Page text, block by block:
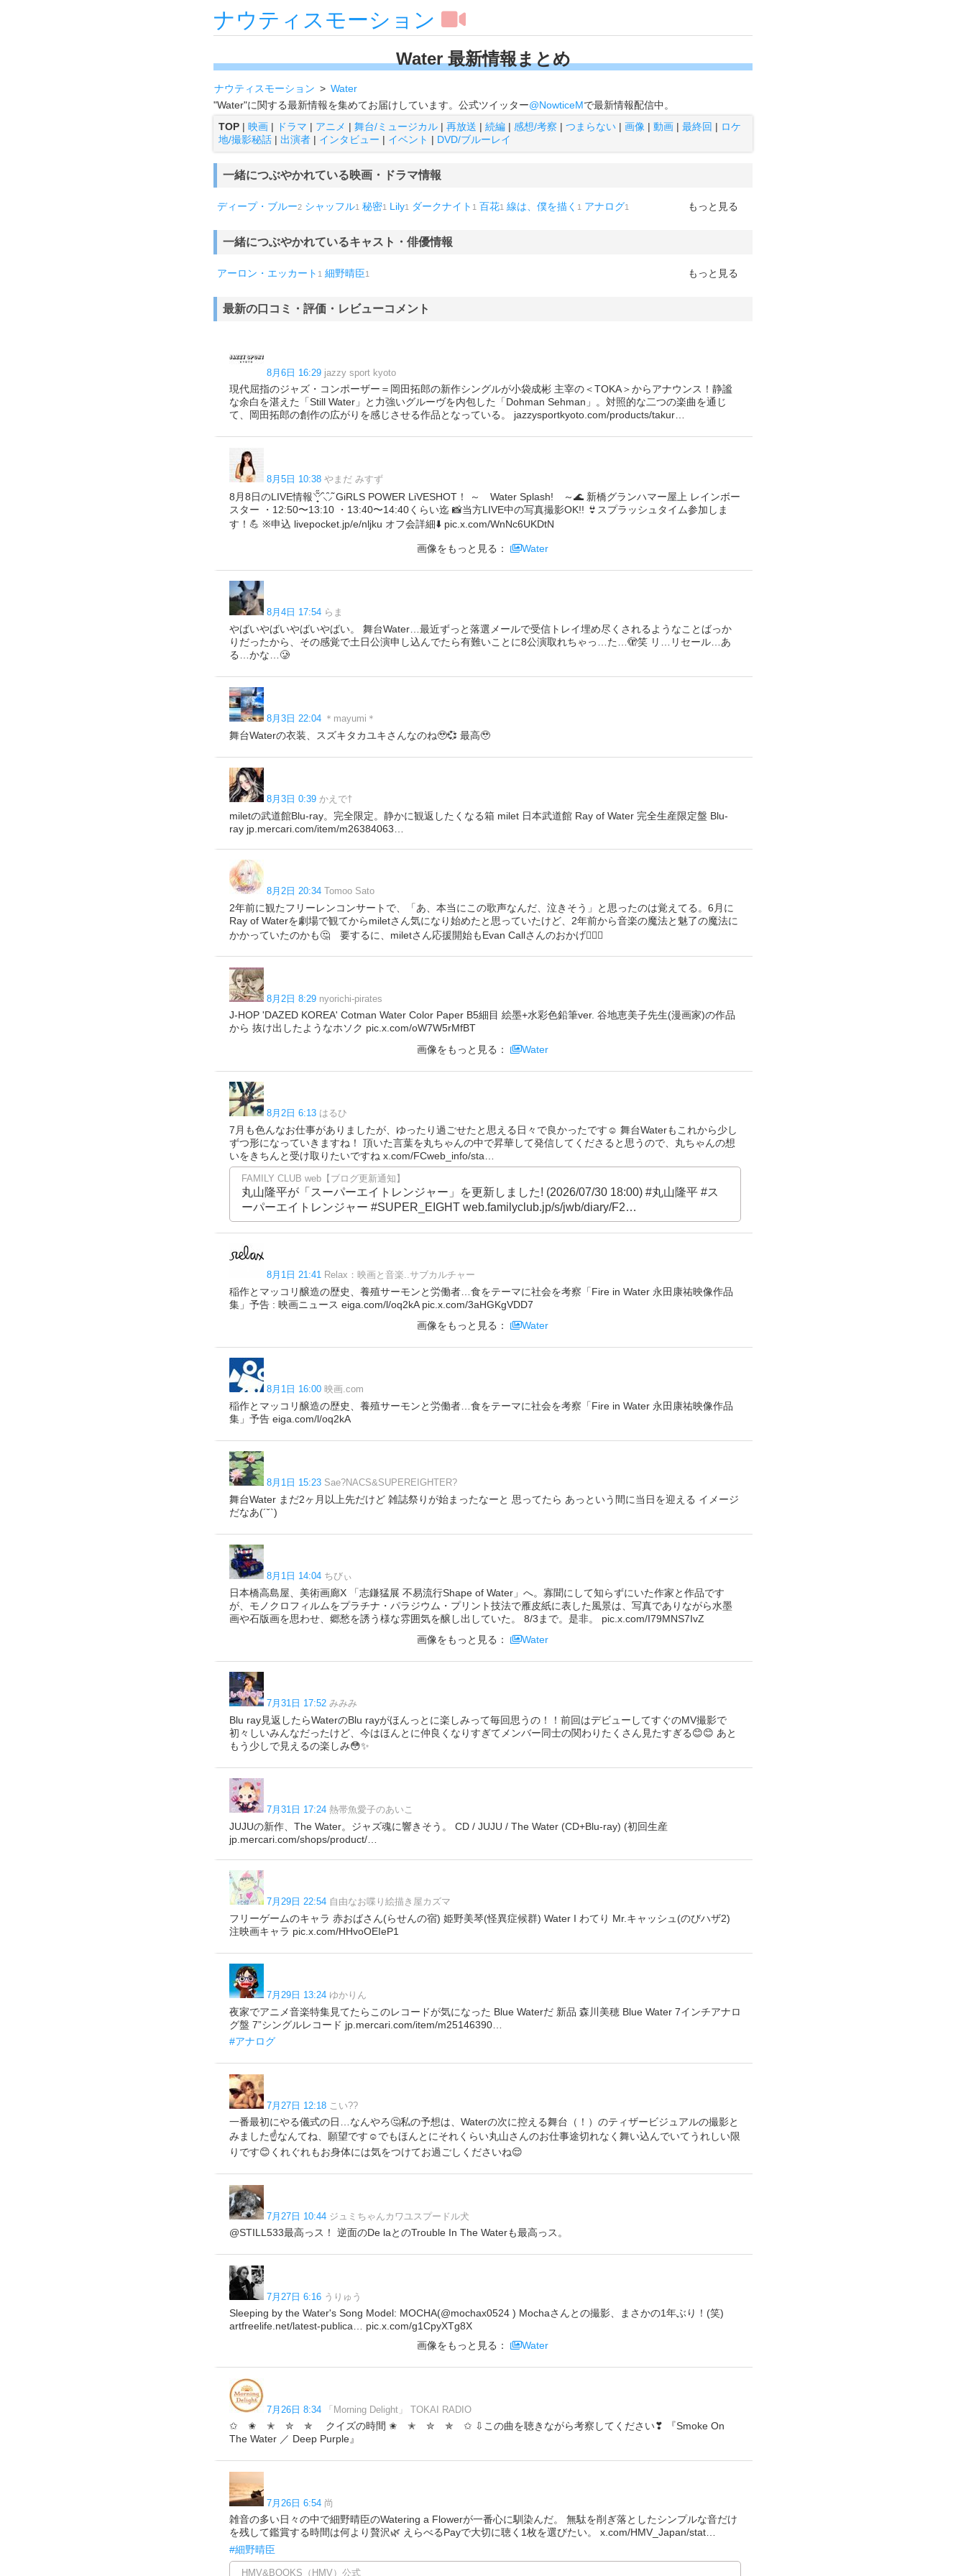
ナウティスモーション
Water 最新情報まとめ
ナウティスモーション
Water
"Water"に関する最新情報を集めてお届けしています。公式ツイッター@NowticeMで最新情報配信中。
TOP | 映画 | ドラマ | アニメ | 舞台/ミュージカル | 再放送 | 続編 | 感想/考察 | つまらない | 画像 | 動画 | 最終回 | ロケ
地/撮影秘話 | 出演者 | インタビュー | イベント | DVD/ブルーレイ
一緒につぶやかれている映画・ドラマ情報
もっと見る
ディープ・ブルー2 シャッフル1 秘密1 Lily1 ダークナイト 1 百花1 線は、僕を描く 1 アナログ1
一緒につぶやかれているキャスト・俳優情報
もっと見る
アーロン・エッカート 1 細野晴臣1
最新の口コミ・評価・レビューコメント
8月6日 16:29 jazzy sport kyoto
現代屈指のジャズ・コンポーザー＝岡田拓郎の新作シングルが小袋成彬 主宰の＜TOKA＞からアナウンス！静謐
な余白を湛えた「Still Water」と力強いグルーヴを内包した「Dohman Sehman」。対照的な二つの楽曲を通じ
て、岡田拓郎の創作の広がりを感じさせる作品となっている。 jazzysportkyoto.com/products/takur…
8月5日 10:38 やまだ みすず
8月8日のLIVE情報⸌̟͂̋⸍̑⸜̑⸝͂ GiRLS POWER LiVESHOT！ ～ Water Splash! ～🌊 新橋グランハマー屋上 レインボー
スター ・12:50〜13:10 ・13:40〜14:40くらい迄 📸当方LIVE中の写真撮影OK!! 👙スプラッシュタイム参加しま
す！💪 ※申込 livepocket.jp/e/nljku オフ会詳細⬇️ pic.x.com/WnNc6UKDtN
画像をもっと見る： Water
8月4日 17:54 らま
やばいやばいやばいやばい。 舞台Water…最近ずっと落選メールで受信トレイ埋め尽くされるようなことばっか
りだったから、その感覚で土日公演申し込んでたら有難いことに8公演取れちゃっ…た…🫣笑 リ…リセール…あ
る…かな…🥲
8月3日 22:04 ＊mayumi＊
舞台Waterの衣装、スズキタカユキさんなのね🥹💞 最高🥹
8月3日 0:39 かえで†
miletの武道館Blu-ray。完全限定。静かに観返したくなる箱 milet 日本武道館 Ray of Water 完全生産限定盤 Blu-
ray jp.mercari.com/item/m26384063…
8月2日 20:34 Tomoo Sato
2年前に観たフリーレンコンサートで、「あ、本当にこの歌声なんだ、泣きそう」と思ったのは覚えてる。6月に
Ray of Waterを劇場で観てからmiletさん気になり始めたと思っていたけど、2年前から音楽の魔法と魅了の魔法に
かかっていたのかも🤔 要するに、miletさん応援開始もEvan Callさんのおかげ👍🏼🤣
8月2日 8:29 nyorichi-pirates
J-HOP 'DAZED KOREA' Cotman Water Color Paper B5細目 絵墨+水彩色鉛筆ver. 谷地恵美子先生(漫画家)の作品
から 抜け出したようなホソク pic.x.com/oW7W5rMfBT
画像をもっと見る：
Water
8月2日 6:13 はるひ
7月も色んなお仕事がありましたが、ゆったり過ごせたと思える日々で良かったです☺️ 舞台Waterもこれから少し
ずつ形になっていきますね！ 頂いた言葉を丸ちゃんの中で昇華して発信してくださると思うので、丸ちゃんの想
いをきちんと受け取りたいですね x.com/FCweb_info/sta…
FAMILY CLUB web【ブログ更新通知】
丸山隆平が「スーパーエイトレンジャー」を更新しました! (2026/07/30 18:00) #丸山隆平 #ス
ーパーエイトレンジャー #SUPER_EIGHT web.familyclub.jp/s/jwb/diary/F2…
8月1日 21:41 Relax：映画と音楽..サブカルチャー
稲作とマッコリ醸造の歴史、養殖サーモンと労働者…食をテーマに社会を考察「Fire in Water 永田康祐映像作品
集」予告 : 映画ニュース eiga.com/l/oq2kA pic.x.com/3aHGKgVDD7
画像をもっと見る：
Water
8月1日 16:00 映画.com
稲作とマッコリ醸造の歴史、養殖サーモンと労働者…食をテーマに社会を考察「Fire in Water 永田康祐映像作品
集」予告 eiga.com/l/oq2kA
8月1日 15:23 Sae?NACS&SUPEREIGHTER?
舞台Water まだ2ヶ月以上先だけど 雑誌祭りが始まったなーと 思ってたら あっという間に当日を迎える イメージ
だなあ(´˘`)
8月1日 14:04 ちびぃ
日本橋高島屋、美術画廊X 「志鎌猛展 不易流行Shape of Water」へ。寡聞にして知らずにいた作家と作品です
が、モノクロフィルムをプラチナ・パラジウム・プリント技法で雁皮紙に表した風景は、写真でありながら水墨
画や石版画を思わせ、郷愁を誘う様な雰囲気を醸し出していた。 8/3まで。是非。 pic.x.com/I79MNS7IvZ
画像をもっと見る：
Water
7月31日 17:52 みみみ
Blu ray見返したらWaterのBlu rayがほんっとに楽しみって毎回思うの！！前回はデビューしてすぐのMV撮影で
初々しいみんなだったけど、今はほんとに仲良くなりすぎてメンバー同士の関わりたくさん見たすぎる😊😊 あと
もう少しで見えるの楽しみ😳✨
7月31日 17:24 熱帯魚愛子のあいこ
JUJUの新作、The Water。ジャズ魂に響きそう。 CD / JUJU / The Water (CD+Blu-ray) (初回生産
jp.mercari.com/shops/product/…
7月29日 22:54 自由なお喋り絵描き屋カズマ
フリーゲームのキャラ 赤おばさん(らせんの宿) 姫野美琴(怪異症候群) Water I わてり Mr.キャッシュ(のびハザ2)
注映画キャラ pic.x.com/HHvoOEIeP1
7月29日 13:24 ゆかりん
夜家でアニメ音楽特集見てたらこのレコードが気になった Blue Waterだ 新品 森川美穂 Blue Water 7インチアナロ
グ盤 7”シングルレコード jp.mercari.com/item/m25146390…
#アナログ
7月27日 12:18 こい??
一番最初にやる儀式の日…なんやろ🤔私の予想は、Waterの次に控える舞台（！）のティザービジュアルの撮影と
みました☝️なんてね、願望です☺️でもほんとにそれくらい丸山さんのお仕事途切れなく舞い込んでいてうれしい限
りです😊くれぐれもお身体には気をつけてお過ごしくださいね😌
7月27日 10:44 ジュミちゃんカワユスプードル犬
@STILL533最高っス！ 逆面のDe laとのTrouble In The Waterも最高っス。
7月27日 6:16 うりゅう
Sleeping by the Water's Song Model: MOCHA(@mochax0524 ) Mochaさんとの撮影、まさかの1年ぶり！(笑)
artfreelife.net/latest-publica… pic.x.com/g1CpyXTg8X
画像をもっと見る：
Water
7月26日 8:34 「Morning Delight」 TOKAI RADIO
✩ ✬ ✭ ✮ ✯ クイズの時間 ✬ ✭ ✮ ✯ ✩ ⇩この曲を聴きながら考察してください❣ 『Smoke On
The Water ／ Deep Purple』
7月26日 6:54 尚
雑音の多い日々の中で細野晴臣のWatering a Flowerが一番心に馴染んだ。 無駄を削ぎ落としたシンプルな音だけ
を残して鑑賞する時間は何より贅沢🌿 えらべるPayで大切に聴く1枚を選びたい。 x.com/HMV_Japan/stat…
#細野晴臣
HMV&BOOKS（HMV）公式